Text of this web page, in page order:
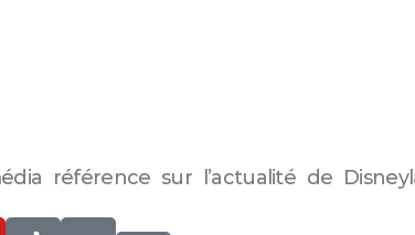
référence sur l’actualité de